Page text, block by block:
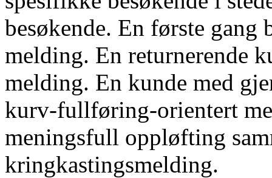
besøkende. En første gang
melding. En returnerende
melding. En kunde med
kurv-fullføring-orientert
meningsfull oppløfting
kringkastingsmelding.